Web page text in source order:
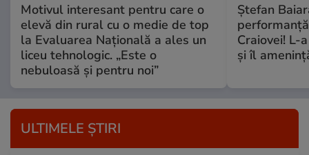
Motivul interesant pentru care o
elevă din rural cu o medie de top
la Evaluarea Națională a ales un
liceu tehnologic. „Este o
nebuloasă și pentru noi”
Ștefan
Craiovei! L-
și îl
ULTIMELE ȘTIRI